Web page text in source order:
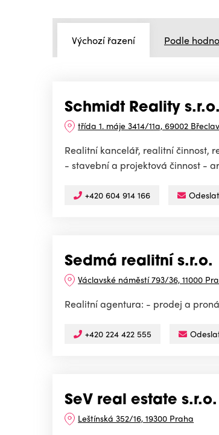
Výchozí řazení Podle
Schmidt Reality s.r.o.
třída 1. máje 3414/11a, 69002 Břeclav
Realitní kancelář, realitní činnost,
- stavební a projektová činnost -
+420 604 914 166
Sedmá realitní s.r.o.
Václavské náměstí 793/36, 11000
Realitní agentura: - prodej a
+420 224 422 555
SeV real estate s.r.o.
Leštínská 352/16, 19300 Praha